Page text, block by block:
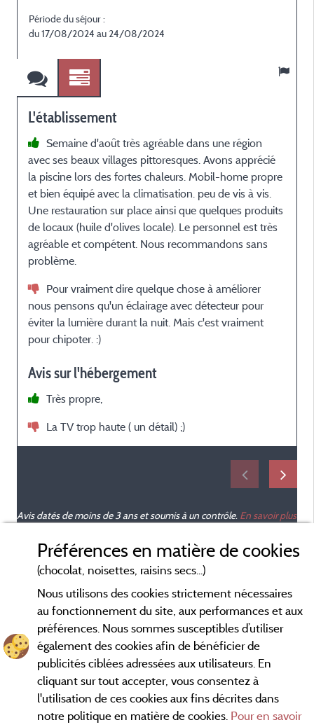
Période du séjour :
du 17/08/2024 au 24/08/2024
L'établissement
Semaine d'août très agréable dans une région
avec ses beaux villages pittoresques. Avons apprécié
la piscine lors des fortes chaleurs. Mobil-home propre
et bien équipé avec la climatisation. peu de vis à vis.
Une restauration sur place ainsi que quelques produits
de locaux (huile d'olives locale). Le personnel est très
agréable et compétent. Nous recommandons sans
problème.
Pour vraiment dire quelque chose à améliorer
nous pensons qu'un éclairage avec détecteur pour
éviter la lumière durant la nuit. Mais c'est vraiment
pour chipoter. :)
Avis sur l'hébergement
Très propre,
La TV trop haute ( un détail) ;)
Avis datés de moins de 3 ans et soumis à un contrôle. En savoir plus
Conditions générales d'utilisation
Préférences en matière de cookies
(chocolat, noisettes, raisins secs...)
Nous utilisons des cookies strictement nécessaires
au fonctionnement du site, aux performances et aux
préférences. Nous sommes susceptibles d’utiliser
également des cookies afin de bénéficier de
publicités ciblées adressées aux utilisateurs. En
cliquant sur tout accepter, vous consentez à
l'utilisation de ces cookies aux fins décrites dans
notre politique en matière de cookies. Pour en savoir